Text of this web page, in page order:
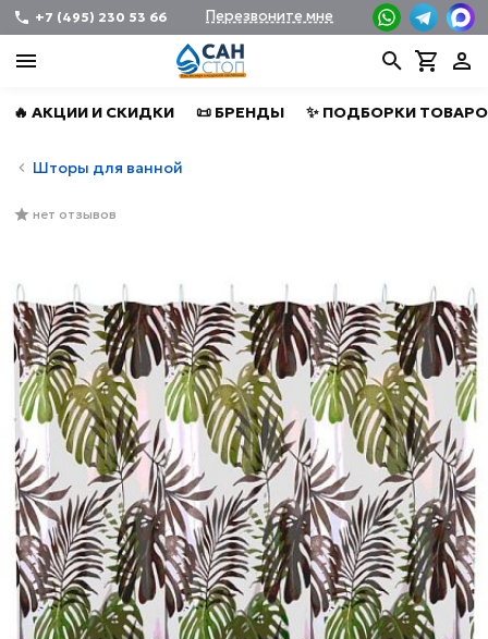
+7 (495) 230 53 66 Перезвоните мне
🔥 АКЦИИ И СКИДКИ 📜 БРЕНДЫ ✨ ПОДБОРКИ
Шторы для ванной
нет отзывов